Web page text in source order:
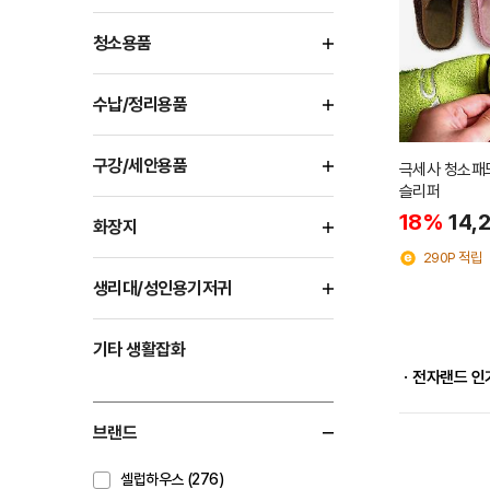
청소용품
수납/정리용품
구강/세안용품
화장지
생리대/성인용기저귀
기타 생활잡화
브랜드
셀럽하우스 (276)
극세사 청소패
슬리퍼
18%
290P 적립
ㆍ전자랜드 인